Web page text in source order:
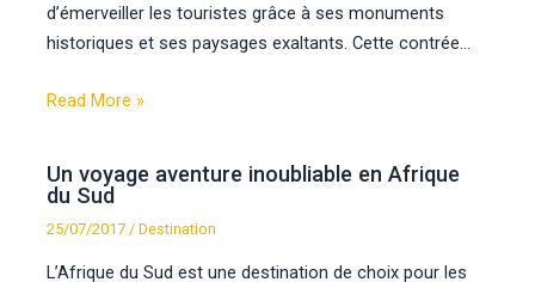
d’émerveiller les touristes grâce à ses monuments
historiques et ses paysages exaltants. Cette contrée…
Read More »
Un voyage aventure inoubliable en Afrique
du Sud
25/07/2017 /Destination
L’Afrique du Sud est une destination de choix pour les